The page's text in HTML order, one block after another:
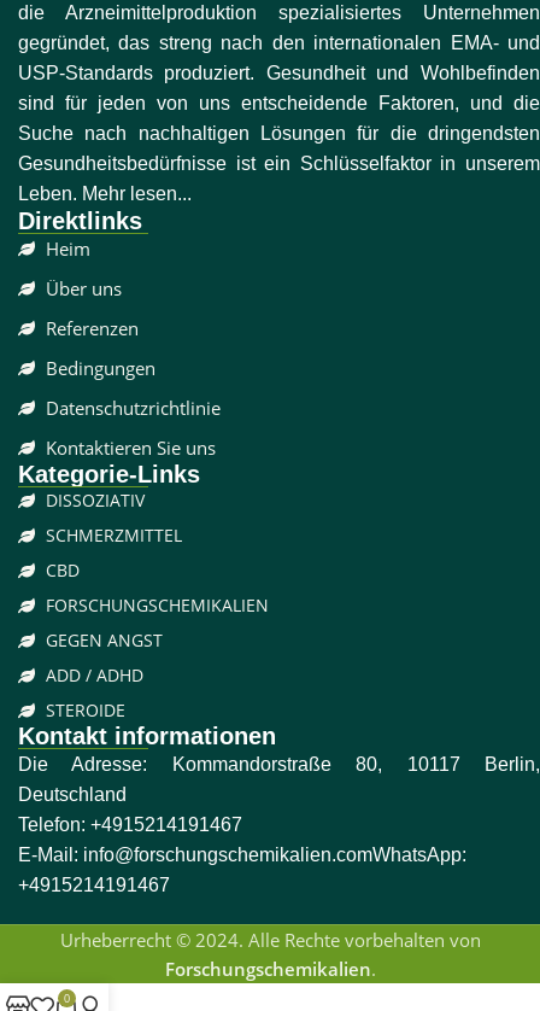
die Arzneimittelproduktion spezialisiertes Unternehmen
gegründet, das streng nach den internationalen EMA- und
USP-Standards produziert. Gesundheit und Wohlbefinden
sind für jeden von uns entscheidende Faktoren, und die
Suche nach nachhaltigen Lösungen für die dringendsten
Gesundheitsbedürfnisse ist ein Schlüsselfaktor in unserem
Leben. Mehr lesen...
Direktlinks
Heim
Über uns
Referenzen
Bedingungen
Datenschutzrichtlinie
Kontaktieren Sie uns
Kategorie-Links
DISSOZIATIV
SCHMERZMITTEL
CBD
FORSCHUNGSCHEMIKALIEN
GEGEN ANGST
ADD / ADHD
STEROIDE
Kontakt informationen
Die Adresse: Kommandorstraße 80, 10117 Berlin,
Deutschland
Telefon: +4915214191467
E-Mail: info@forschungschemikalien.comWhatsApp:
+4915214191467
Urheberrecht © 2024. Alle Rechte vorbehalten von
Forschungschemikalien.
0